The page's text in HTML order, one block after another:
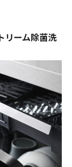
リーム除菌洗